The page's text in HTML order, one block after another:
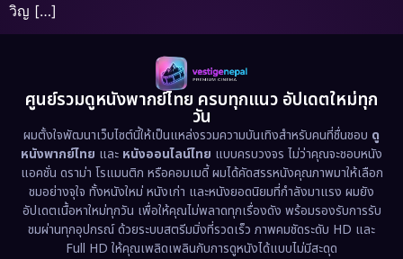
วิญ […]
ศูนย์รวมดูหนังพากย์ไทย ครบทุกแนว อัปเดตใหม่ทุก
วัน
ผมตั้งใจพัฒนาเว็บไซต์นี้ให้เป็นแหล่งรวมความบันเทิงสำหรับคนที่ชื่นชอบ ดู
หนังพากย์ไทย และ หนังออนไลน์ไทย แบบครบวงจร ไม่ว่าคุณจะชอบหนัง
แอคชั่น ดราม่า โรแมนติก หรือคอมเมดี้ ผมได้คัดสรรหนังคุณภาพมาให้เลือก
ชมอย่างจุใจ ทั้งหนังใหม่ หนังเก่า และหนังยอดนิยมที่กำลังมาแรง ผมยัง
อัปเดตเนื้อหาใหม่ทุกวัน เพื่อให้คุณไม่พลาดทุกเรื่องดัง พร้อมรองรับการรับ
ชมผ่านทุกอุปกรณ์ ด้วยระบบสตรีมมิ่งที่รวดเร็ว ภาพคมชัดระดับ HD และ
Full HD ให้คุณเพลิดเพลินกับการดูหนังได้แบบไม่มีสะดุด